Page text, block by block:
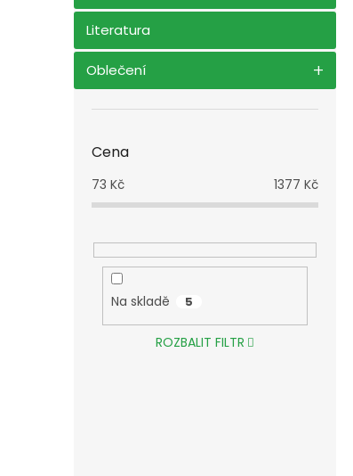
Literatura
Oblečení
Cena
73 Kč 1377 Kč
Na skladě 5
ROZBALIT FILTR